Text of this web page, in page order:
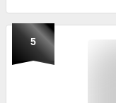
5